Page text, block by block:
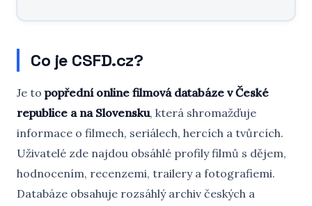
Co je CSFD.cz?
Je to popřední online filmová databáze v České
republice a na Slovensku, která shromažďuje
informace o filmech, seriálech, hercích a tvůrcích.
Uživatelé zde najdou obsáhlé profily filmů s dějem,
hodnocením, recenzemi, trailery a fotografiemi.
Databáze obsahuje rozsáhlý archiv českých a